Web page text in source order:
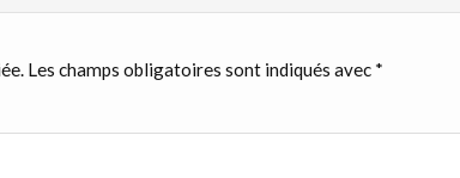
Les champs obligatoires sont indiqués avec *